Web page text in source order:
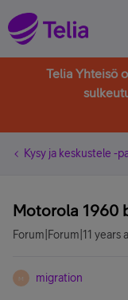
Telia Yhteisö
Kysy ja keskustele -
Motorola 1960
Forum|Forum|11 years
M migration